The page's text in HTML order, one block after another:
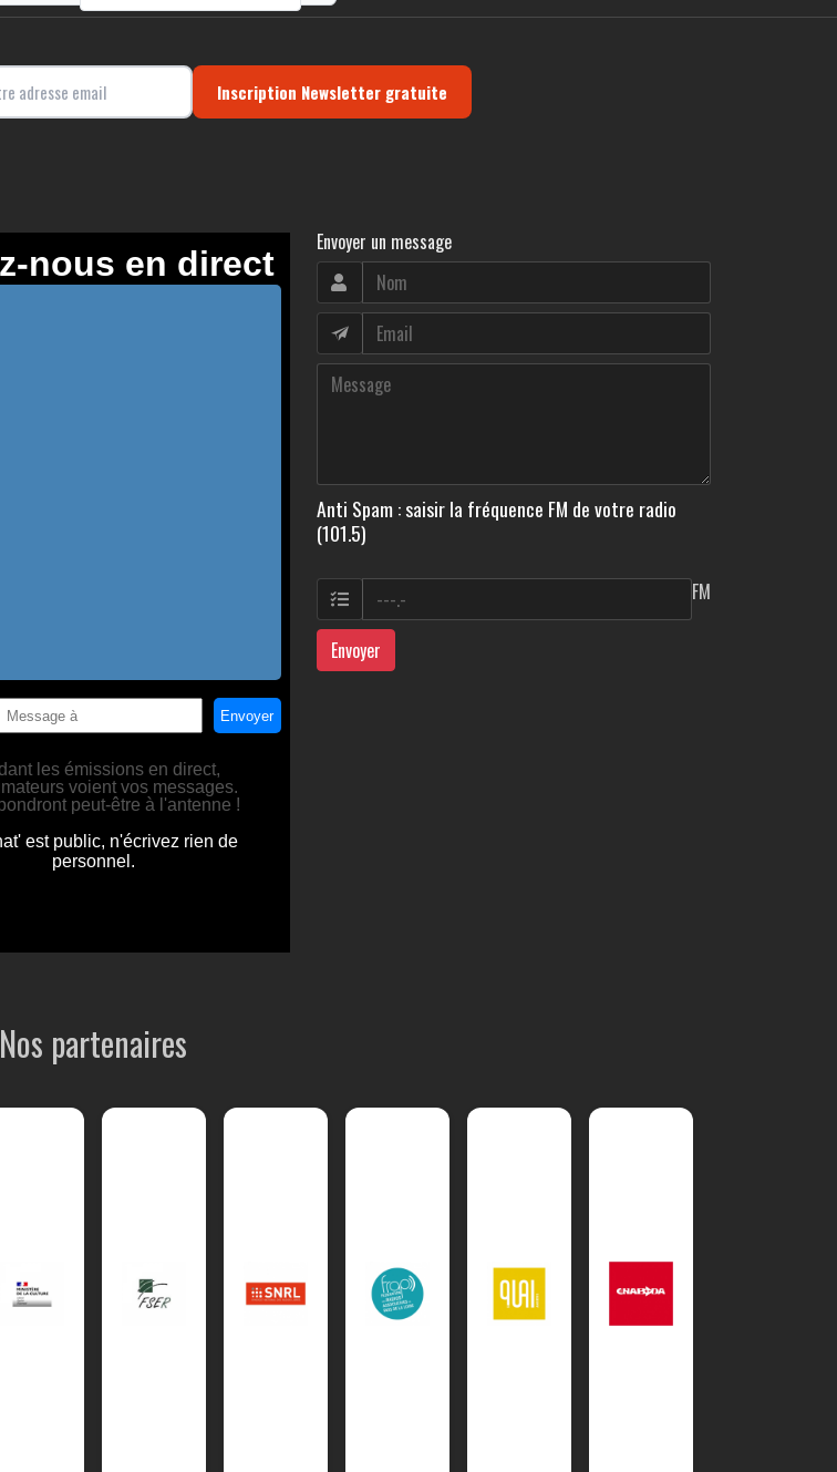
Inscription Newsletter gratuite
Envoyer un message
Anti Spam : saisir la fréquence FM de votre radio
(101.5)
FM
Envoyer
Nos partenaires